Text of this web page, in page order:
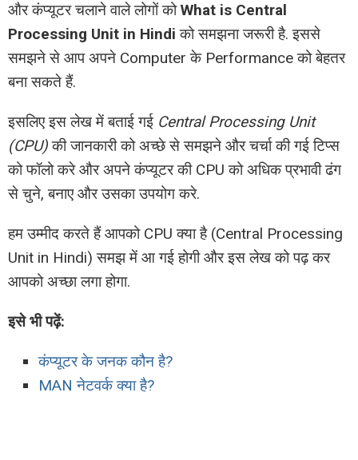
और कंप्यूटर चलाने वाले लोगों कोWhat is Central
Processing Unit in Hindi को समझना जरूरी है. इससे
समझने से आप अपने Computer के Performance को बेहतर
बना सकते हैं.
इसलिए इस लेख में बताई गई Central Processing Unit
(CPU)की जानकारी को अच्छे से समझने और चर्चा की गई टिप्स
को फॉलो करे और अपने कंप्यूटर की CPU को अधिक प्रभावी ढंग
से चुने, बनाए और उसका उपयोग करे.
हम उम्मीद करते हैं आपको CPU क्या है (Central Processing
Unit in Hindi) समझ में आ गई होगी और इस लेख को पढ़ कर
आपको अच्छा लगा होगा.
इसे भी पढ़ें:
कंप्यूटर के जनक कौन है?
MAN नेटवर्क क्या है?